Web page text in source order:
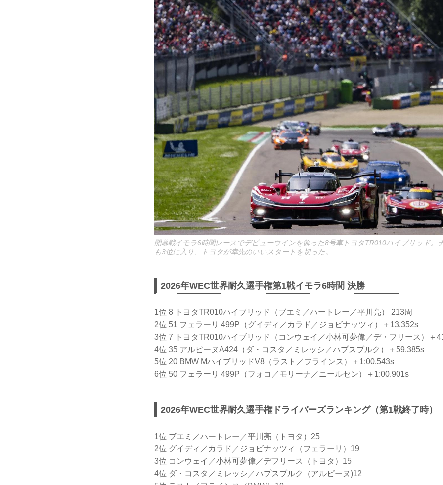
開幕戦イモラ6時間レースでデビューウインを飾った8号車トヨタTR010ハイブリッド。
も3位に入り、トヨタが幸先のいいスタートを切った。
2026年WEC世界耐久選手権第1戦イモラ6時間 決勝
1位 8 トヨタTR010ハイブリッド（ブエミ／ハートレー／平川亮） 213周
2位 51 フェラーリ 499P（グイディ／カラド／ジョビナッツィ）＋13.352s
3位 7 トヨタTR010ハイブリッド（コンウェイ／小林可夢偉／デ・フリース）＋
4位 35 アルピーヌA424（ダ・コスタ／ミレッシ／ハプスブルク）＋59.385s
5位 20 BMW MハイブリッドV8（ラスト／フラインス）＋1:00.543s
6位 50 フェラーリ 499P（フォコ／モリーナ／ニールセン）＋1:00.901s
2026年WEC世界耐久選手権ドライバーズランキング（第1戦終了時）
1位 ブエミ／ハートレー／平川亮（トヨタ）25
2位 グイディ／カラド／ジョビナッツィ（フェラーリ）19
3位 コンウェイ／小林可夢偉／デフリース（トヨタ）15
4位 ダ・コスタ／ミレッシ／ハプスブルク（アルピーヌ)12